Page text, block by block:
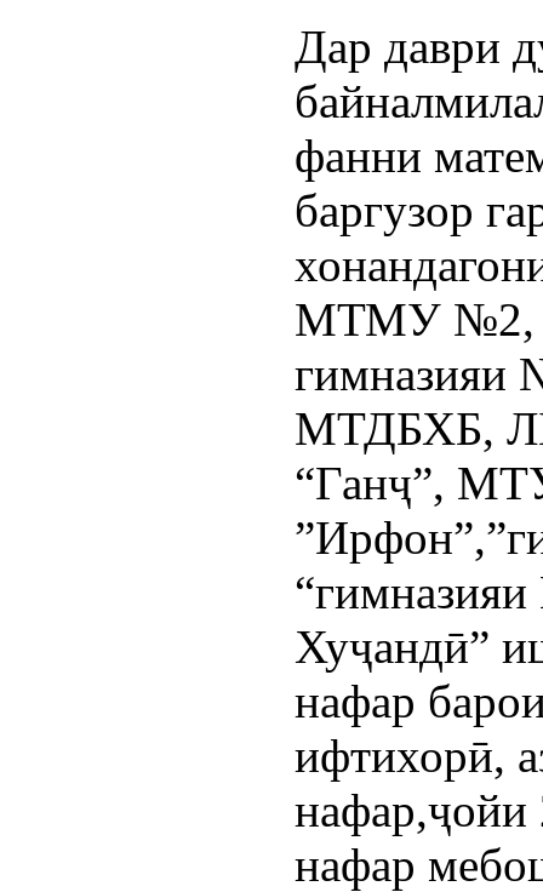
Дар даври
фанни
баргузор
МТМУ №2,
МТДБХБ,
“Ганҷ”,
Хуҷандӣ”
нафар
ифтихорӣ,
нафар,ҷойи
нафар